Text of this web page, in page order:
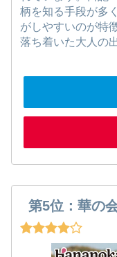
柄を知る手段が多
がしやすいのが特
落ち着いた大人の
第5位：華の